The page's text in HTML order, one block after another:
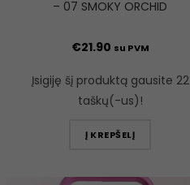
– 07 SMOKY ORCHID
€21.90 su PVM
Įsigiję šį produktą gausite 22
taškų(-us)!
Į KREPŠELĮ